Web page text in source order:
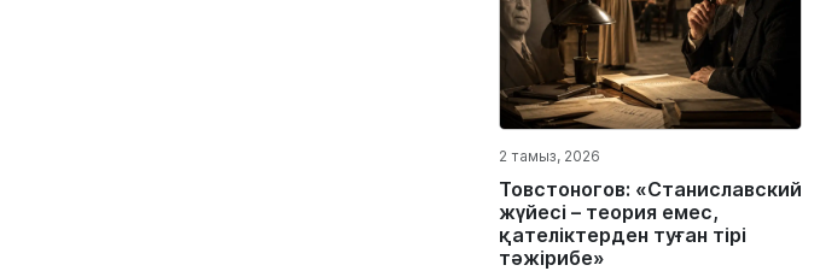
2 тамыз, 2026
Товстоногов: «Станиславский
жүйесі – теория емес,
қателіктерден туған тірі
тәжірибе»